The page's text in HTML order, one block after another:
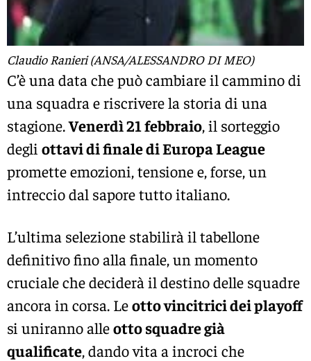
Claudio Ranieri (ANSA/ALESSANDRO DI MEO)
C’è una data che può cambiare il cammino di
una squadra e riscrivere la storia di una
stagione.Venerdì 21 febbraio, il sorteggio
degli ottavi di finale di Europa League
promette emozioni, tensione e, forse, un
intreccio dal sapore tutto italiano.
L’ultima selezione stabilirà il tabellone
definitivo fino alla finale, un momento
cruciale che deciderà il destino delle squadre
ancora in corsa. Leotto vincitrici dei playoff
si uniranno alleotto squadre già
qualificate, dando vita a incroci che